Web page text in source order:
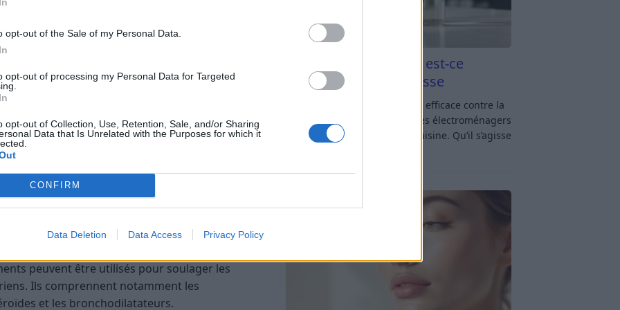
opt-out of the Sale of my Personal Data.
opt-out of processing my Personal Data for Targeted
opt-out of Collection, Use, Retention, Sale, and/or Sharing
Data that Is Unrelated with the Purposes for which it
CONFIRM
Data Deletion Data Access Privacy Policy
acariens
à réduire l’exposition aux allergènes. Les
visent à réduire la quantité d’acariens dans
notamment :
notamment le nettoyage à l’aspirateur
acariens pour la literie
d’animaux domestiques
est un traitement qui vise à habituer le
Elle est réalisée par des injections d’allergènes,
peuvent être utilisés pour soulager les
Ils comprennent notamment les
et les bronchodilatateurs.
Vinaigre blanc et four est-ce
efficace contre la graisse
Vinaigre blanc et four : est-ce efficace contre la
graisse ? Le four fait partie des électroménagers
les plus sollicités dans une cuisine. Qu’il s’agisse